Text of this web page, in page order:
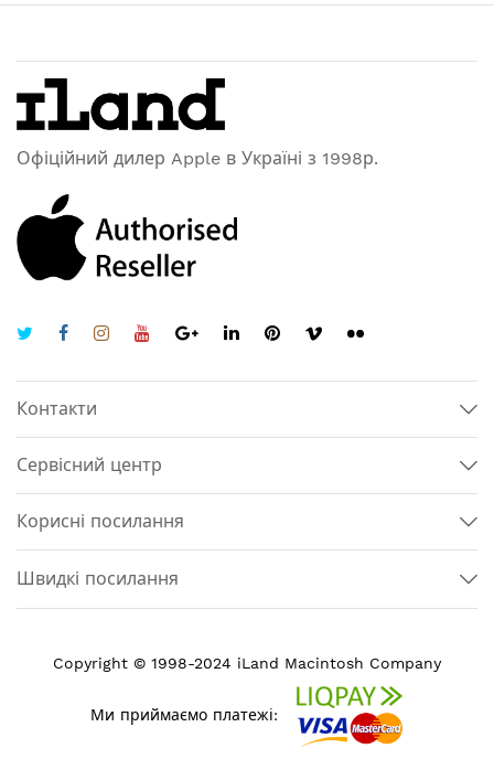
Офіційний дилер Apple в Україні з 1998р.
Контакти
Сервісний центр
Корисні посилання
Швидкі посилання
Copyright © 1998-2024 iLand Macintosh Company
Ми приймаємо платежі: